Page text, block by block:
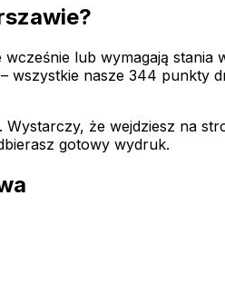
?
wcześnie lub wymagają
wszystkie nasze 344 punkty
Wystarczy, że wejdziesz na
gotowy wydruk.